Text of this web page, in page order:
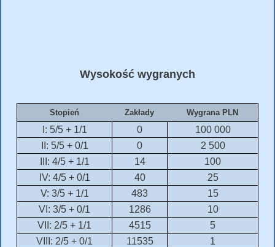
Wysokość wygranych
Stopień Zakłady Wygrana PLN
I: 5/5 + 1/1 0
100 000
II: 5/5 + 0/1
0
2 500
III: 4/5 + 1/1
14
100
IV: 4/5 + 0/1
40
25
V: 3/5 + 1/1
483
15
VI: 3/5 + 0/1
1286
10
VII: 2/5 + 1/1
4515
5
VIII: 2/5 + 0/1
11535
1